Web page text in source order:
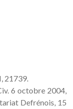
21739.
6 octobre 2004,
Defrénois, 15